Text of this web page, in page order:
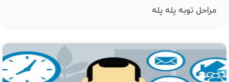
مراحل توبه پله پله